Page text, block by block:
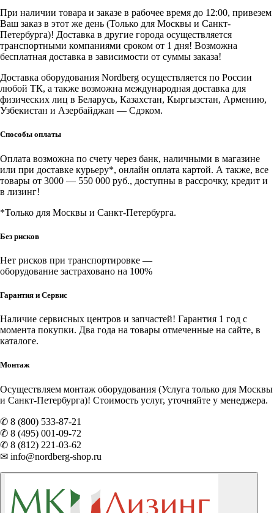
положения
вала
для
4525
При наличии товара и заказе в рабочее время до 12:00, привезем
Ваш заказ в этот же день (Только для Москвы и Санкт-
Петербурга)! Доставка в другие города осуществляется
транспортными компаниями сроком от 1 дня! Возможна
бесплатная доставка в зависимости от суммы заказа!
Доставка оборудования Nordberg осуществляется по России
любой ТК, а также возможна международная доставка для
физических лиц в Беларусь, Казахстан, Кыргызстан, Армению,
Узбекистан и Азербайджан — Сдэком.
Способы оплаты
Оплата возможна по счету через банк, наличными в магазине
или при доставке курьеру*, онлайн оплата картой. А также, все
товары от 3000 — 550 000 руб., доступны в рассрочку, кредит и
в лизинг!
*Только для Москвы и Санкт-Петербурга.
Без рисков
Нет рисков при транспортировке —
оборудование застраховано на 100%
Гарантия и Сервис
Наличие сервисных центров и запчастей! Гарантия 1 год с
момента покупки. Два года на товары отмеченные на сайте, в
каталоге.
Монтаж
Осуществляем монтаж оборудования (Услуга только для Москвы
и Санкт-Петербурга)! Стоимость услуг, уточняйте у менеджера.
✆ 8 (800) 533-87-21
✆ 8 (495) 001-09-72
✆ 8 (812) 221-03-62
✉ info@nordberg-shop.ru